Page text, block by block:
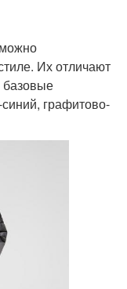
Их отличают
базовые
графитово-